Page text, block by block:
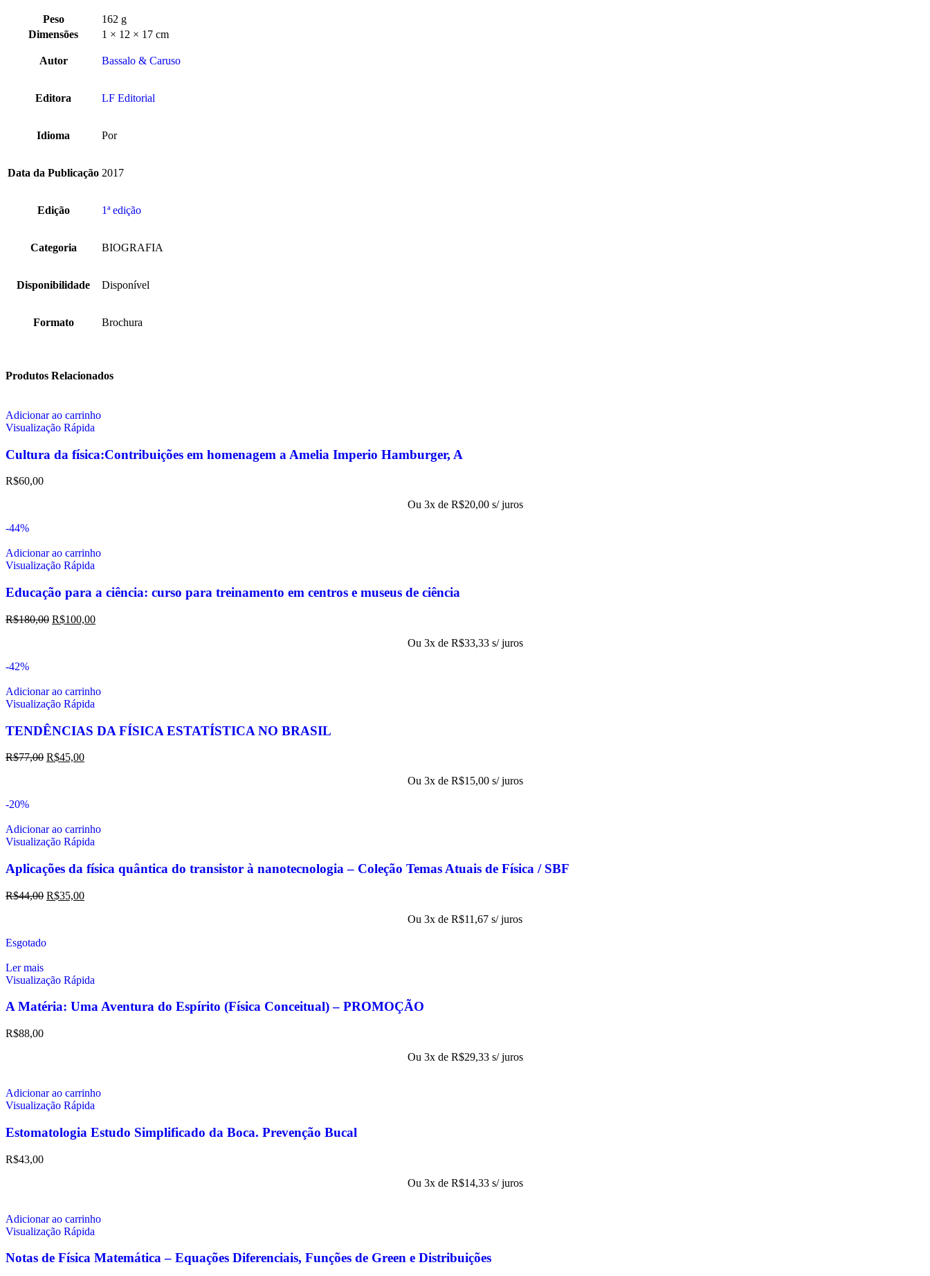
Peso
162 g
Dimensões
1 × 12 × 17 cm
Autor Bassalo & Caruso
Editora LF Editorial
Idioma Por
Data da Publicação 2017
Edição 1ª edição
Categoria BIOGRAFIA
Disponibilidade Disponível
Formato Brochura
Produtos Relacionados
Adicionar ao carrinho
Visualização Rápida
Cultura da física:Contribuições em homenagem a Amelia Imperio Hamburger, A
R$60,00
Ou 3x de R$20,00 s/ juros
-44%
Adicionar ao carrinho
Visualização Rápida
Educação para a ciência: curso para treinamento em centros e museus de ciência
R$180,00 R$100,00
Ou 3x de R$33,33 s/ juros
-42%
Adicionar ao carrinho
Visualização Rápida
TENDÊNCIAS DA FÍSICA ESTATÍSTICA NO BRASIL
R$77,00 R$45,00
Ou 3x de R$15,00 s/ juros
-20%
Adicionar ao carrinho
Visualização Rápida
Aplicações da física quântica do transistor à nanotecnologia – Coleção Temas Atuais de Física / SBF
R$44,00 R$35,00
Ou 3x de R$11,67 s/ juros
Esgotado
Ler mais
Visualização Rápida
A Matéria: Uma Aventura do Espírito (Física Conceitual) – PROMOÇÃO
R$88,00
Ou 3x de R$29,33 s/ juros
Adicionar ao carrinho
Visualização Rápida
Estomatologia Estudo Simplificado da Boca. Prevenção Bucal
R$43,00
Ou 3x de R$14,33 s/ juros
Adicionar ao carrinho
Visualização Rápida
Notas de Física Matemática – Equações Diferenciais, Funções de Green e Distribuições